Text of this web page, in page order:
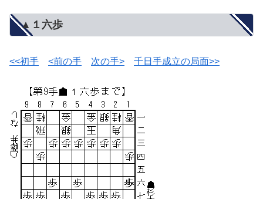
▲１六歩
<<初手 <前の手 次の手> 千日手成立の局面>>